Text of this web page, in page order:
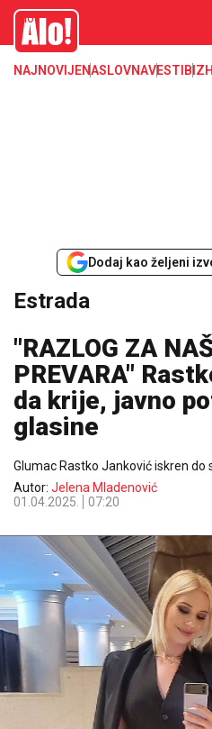
Estrada, poznati, VIP
Alo
NAJNOVIJENASLOVNAVESTI BIZ
Dodaj kao željeni
Estrada
"RAZLOG ZA
PREVARA"
da krije, javno
glasine
Glumac Rastko Janković iskren do
Autor: Jelena Mladenović
01.04.2025.
07:20